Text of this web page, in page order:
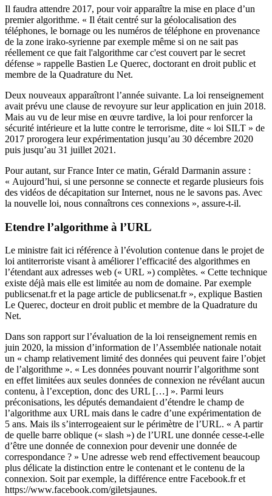
Il faudra attendre 2017, pour voir apparaître la mise en place d’un
premier algorithme. « Il était centré sur la géolocalisation des
téléphones, le bornage ou les numéros de téléphone en provenance
de la zone irako-syrienne par exemple même si on ne sait pas
réellement ce que fait l'algorithme car c'est couvert par le secret
défense » rappelle Bastien Le Querec, doctorant en droit public et
membre de la Quadrature du Net.
Deux nouveaux apparaîtront l’année suivante. La loi renseignement
avait prévu une clause de revoyure sur leur application en juin 2018.
Mais au vu de leur mise en œuvre tardive, la loi pour renforcer la
sécurité intérieure et la lutte contre le terrorisme, dite « loi SILT » de
2017 prorogera leur expérimentation jusqu’au 30 décembre 2020
puis jusqu’au 31 juillet 2021.
Pour autant, sur France Inter ce matin, Gérald Darmanin assure :
« Aujourd’hui, si une personne se connecte et regarde plusieurs fois
des vidéos de décapitation sur Internet, nous ne le savons pas. Avec
la nouvelle loi, nous connaîtrons ces connexions », assure-t-il.
Etendre l’algorithme à l’URL
Le ministre fait ici référence à l’évolution contenue dans le projet de
loi antiterroriste visant à améliorer l’efficacité des algorithmes en
l’étendant aux adresses web (« URL ») complètes. « Cette technique
existe déjà mais elle est limitée au nom de domaine. Par exemple
publicsenat.fr et la page article de publicsenat.fr », explique Bastien
Le Querec, docteur en droit public et membre de la Quadrature du
Net.
Dans son rapport sur l’évaluation de la loi renseignement remis en
juin 2020, la mission d’information de l’Assemblée nationale notait
un « champ relativement limité des données qui peuvent faire l’objet
de l’algorithme ». « Les données pouvant nourrir l’algorithme sont
en effet limitées aux seules données de connexion ne révélant aucun
contenu, à l’exception, donc des URL […] ». Parmi leurs
préconisations, les députés demandaient d’étendre le champ de
l’algorithme aux URL mais dans le cadre d’une expérimentation de
5 ans. Mais ils s’interrogeaient sur le périmètre de l’URL. « A partir
de quelle barre oblique (« slash ») de l’URL une donnée cesse-t-elle
d’être une donnée de connexion pour devenir une donnée de
correspondance ? » Une adresse web rend effectivement beaucoup
plus délicate la distinction entre le contenant et le contenu de la
connexion. Soit par exemple, la différence entre Facebook.fr et
https://www.facebook.com/giletsjaunes.